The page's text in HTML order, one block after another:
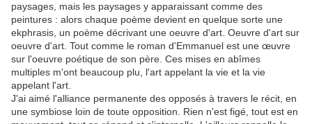
paysages, mais les paysages y apparaissant comme des
peintures : alors chaque poème devient en quelque sorte une
ekphrasis, un poème décrivant une oeuvre d'art. Oeuvre d'art sur
oeuvre d'art. Tout comme le roman d'Emmanuel est une œuvre
sur l'oeuvre poétique de son père. Ces mises en abîmes
multiples m'ont beaucoup plu, l'art appelant la vie et la vie
appelant l'art.
J'ai aimé l'alliance permanente des opposés à travers le récit, en
une symbiose loin de toute opposition. Rien n'est figé, tout est en